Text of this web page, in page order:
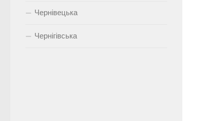
Чернівецька
Чернігівська